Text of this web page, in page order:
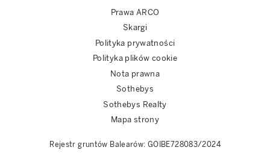
Prawa ARCO
Skargi
Polityka prywatności
Polityka plików cookie
Nota prawna
Sothebys
Sothebys Realty
Mapa strony
Rejestr gruntów Balearów: GOIBE728083/2024